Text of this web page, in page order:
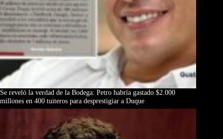
Se reveló la verdad de la Bodega: Petro habría gastado $2.000
millones en 400 tuiteros para desprestigiar a Duque